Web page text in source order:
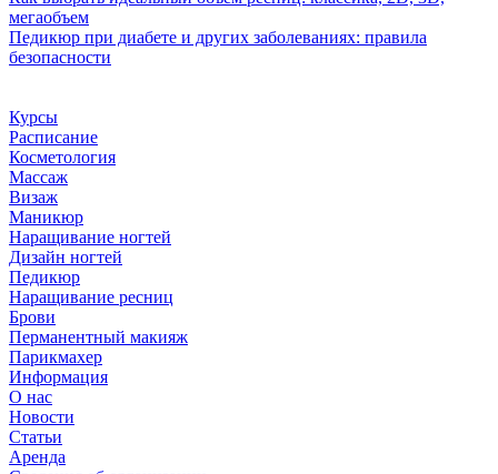
мегаобъем
Педикюр при диабете и других заболеваниях: правила
безопасности
Курсы
Расписание
Косметология
Массаж
Визаж
Маникюр
Наращивание ногтей
Дизайн ногтей
Педикюр
Наращивание ресниц
Брови
Перманентный макияж
Парикмахер
Информация
О нас
Новости
Статьи
Аренда